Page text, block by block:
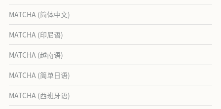
MATCHA (简体中文)
MATCHA (印尼语)
MATCHA (越南语)
MATCHA (简单日语)
MATCHA (西班牙语)